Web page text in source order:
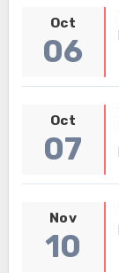
Oct
06
Oct
07
Nov
10